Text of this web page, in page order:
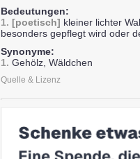
Bedeutungen:
1. [poetisch] kleiner lichter
besonders gepflegt wird oder
Synonyme:
1. Gehölz, Wäldchen
Quelle & Lizenz